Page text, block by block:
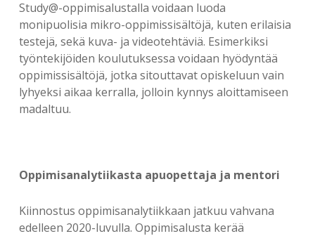
Study@-oppimisalustalla voidaan luoda
monipuolisia mikro-oppimissisältöjä, kuten erilaisia
testejä, sekä kuva- ja videotehtäviä. Esimerkiksi
työntekijöiden koulutuksessa voidaan hyödyntää
oppimissisältöjä, jotka sitouttavat opiskeluun vain
lyhyeksi aikaa kerralla, jolloin kynnys aloittamiseen
madaltuu.
Oppimisanalytiikasta apuopettaja ja mentori
Kiinnostus oppimisanalytiikkaan jatkuu vahvana
edelleen 2020-luvulla. Oppimisalusta kerää